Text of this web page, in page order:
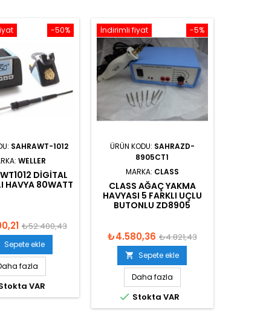
-50%
SAHRAWT-1012
WELLER
WT1012 DIGITAL
HAVYA 80WATT
₺52.400,43
Sepete ekle
fazla
VAR
-5%
İndirimli fiyat
ÜRÜN KODU: SAHRAZD-
8905CT1
MARKA: CLASS
CLASS AĞAÇ YAKMA
HAVYASI 5 FARKLI UÇLU
BUTONLU ZD8905
₺4.580,36 ₺4.821,43
 Sepete ekle
Daha fazla
 Stokta VAR